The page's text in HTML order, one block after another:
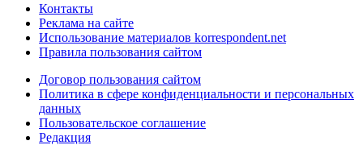
Контакты
Реклама на сайте
Использование материалов korrespondent.net
Правила пользования сайтом
Договор пользования сайтом
Политика в сфере конфиденциальности и персональных
данных
Пользовательское соглашение
Редакция